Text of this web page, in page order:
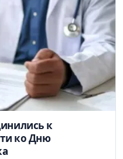
к
ко Дню